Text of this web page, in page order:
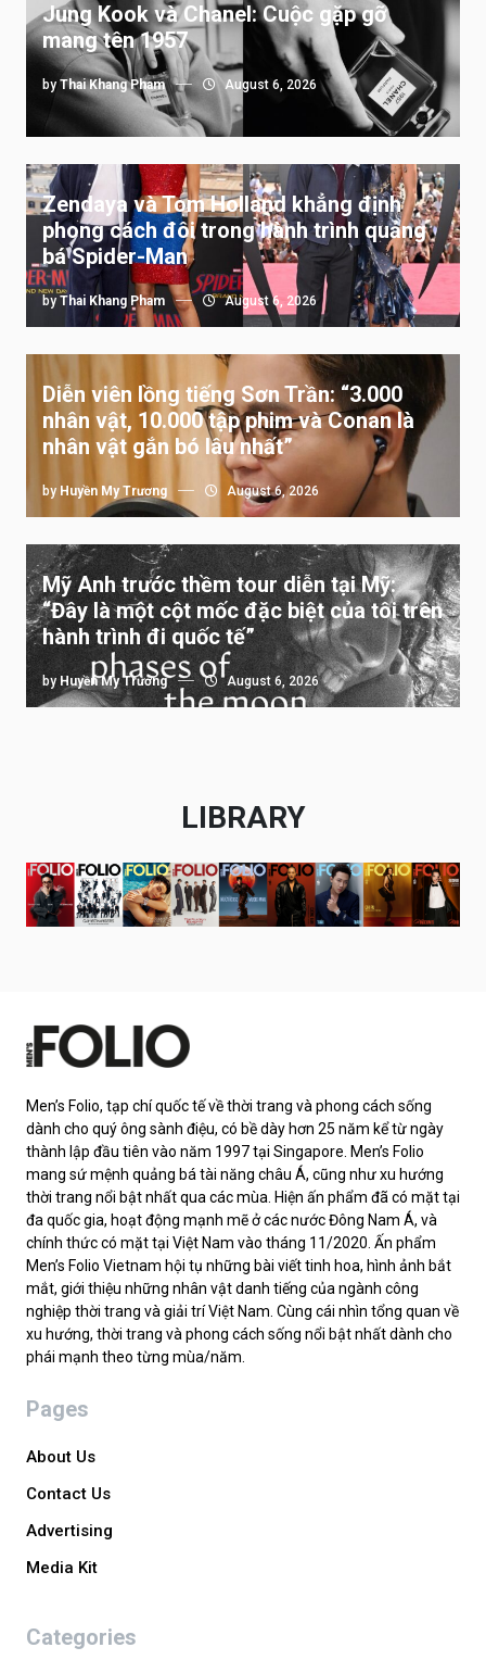
Jung Kook và Chanel: Cuộc gặp gỡ
mang tên 1957
by Thai Khang Pham August 6, 2026
Zendaya và Tom Holland khẳng định
phong cách đôi trong hành trình quảng
bá Spider-Man
by Thai Khang Pham August 6, 2026
Diễn viên lồng tiếng Sơn Trần: “3.000
nhân vật, 10.000 tập phim và Conan là
nhân vật gắn bó lâu nhất”
by Huyền My Trương August 6, 2026
Mỹ Anh trước thềm tour diễn tại Mỹ:
“Đây là một cột mốc đặc biệt của tôi trên
hành trình đi quốc tế”
by Huyền My Trương August 6, 2026
LIBRARY
Men’s Folio, tạp chí quốc tế về thời trang và phong cách sống
dành cho quý ông sành điệu, có bề dày hơn 25 năm kể từ ngày
thành lập đầu tiên vào năm 1997 tại Singapore. Men’s Folio
mang sứ mệnh quảng bá tài năng châu Á, cũng như xu hướng
thời trang nổi bật nhất qua các mùa. Hiện ấn phẩm đã có mặt tại
đa quốc gia, hoạt động mạnh mẽ ở các nước Đông Nam Á, và
chính thức có mặt tại Việt Nam vào tháng 11/2020. Ấn phẩm
Men’s Folio Vietnam hội tụ những bài viết tinh hoa, hình ảnh bắt
mắt, giới thiệu những nhân vật danh tiếng của ngành công
nghiệp thời trang và giải trí Việt Nam. Cùng cái nhìn tổng quan về
xu hướng, thời trang và phong cách sống nổi bật nhất dành cho
phái mạnh theo từng mùa/năm.
Pages
About Us
Contact Us
Advertising
Media Kit
Categories